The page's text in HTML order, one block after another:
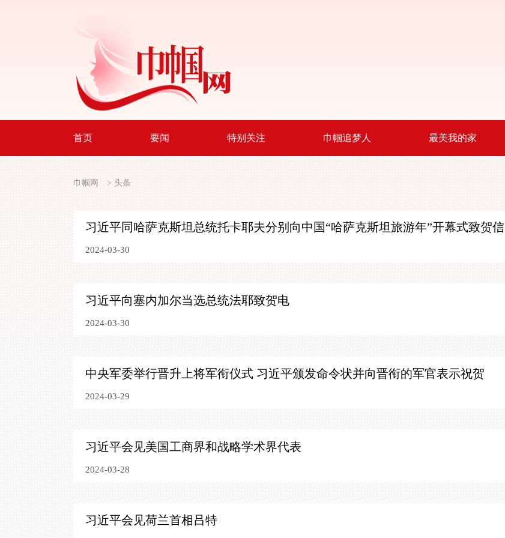
首页 要闻 特别关注 巾帼追梦人 最美我的家
巾帼网 > 头条
习近平同哈萨克斯坦总统托卡耶夫分别向中国“哈萨克斯坦旅游年”开幕式致贺信
2024-03-30
习近平向塞内加尔当选总统法耶致贺电
2024-03-30
中央军委举行晋升上将军衔仪式 习近平颁发命令状并向晋衔的军官表示祝贺
2024-03-29
习近平会见美国工商界和战略学术界代表
2024-03-28
习近平会见荷兰首相吕特